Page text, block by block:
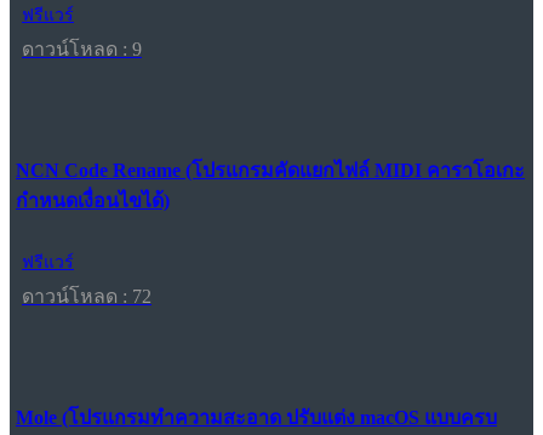
ฟรีแวร์
ดาวน์โหลด : 9
NCN Code Rename (โปรแกรมคัดแยกไฟล์ MIDI คาราโอเกะ
กำหนดเงื่อนไขได้)
ฟรีแวร์
ดาวน์โหลด : 72
Mole (โปรแกรมทำความสะอาด ปรับแต่ง macOS แบบครบ